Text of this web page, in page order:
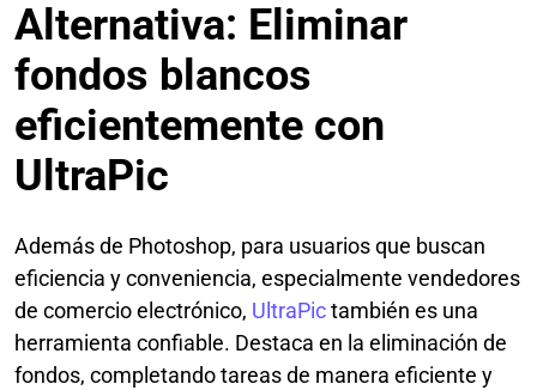
Alternativa: Eliminar
fondos blancos
eficientemente con
UltraPic
Además de Photoshop, para usuarios que buscan
eficiencia y conveniencia, especialmente vendedores
de comercio electrónico, UltraPictambién es una
herramienta confiable. Destaca en la eliminación de
fondos, completando tareas de manera eficiente y